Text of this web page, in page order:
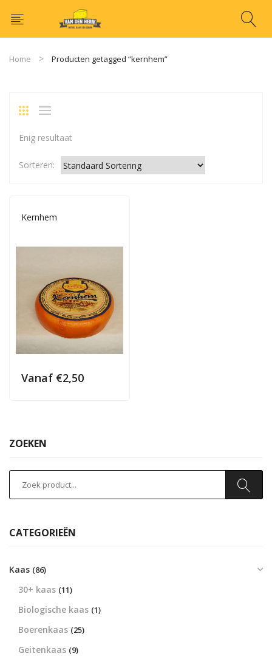
Home Producten getagged “kernhem”
Enig resultaat
Sorteren:
Kernhem
Vanaf €2,50
ZOEKEN
CATEGORIEËN
Kaas (86)
30+ kaas (11)
Biologische kaas (1)
Boerenkaas (25)
Geitenkaas (9)